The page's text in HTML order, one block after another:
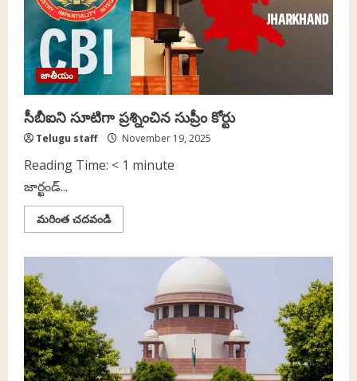
జాతీయం
సీబీఐని సూటిగా ప్రశ్నించిన సుప్రీం కోర్టు
Telugu staff November 19, 2025
Reading Time: < 1 minute
జార్ఖండ్‌...
మరింత చదవండిRead
more